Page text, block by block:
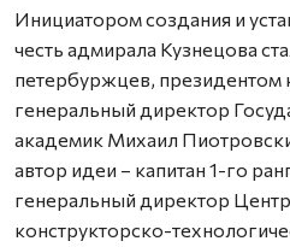
Инициатором создания и
честь адмирала Кузнецова
петербуржцев, президентом
генеральный директор
академик Михаил
автор идеи – капитан 1-го
генеральный директор
конструкторско-